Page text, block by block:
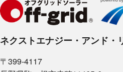
ネクストエナジー・アンド・
〒399-4117